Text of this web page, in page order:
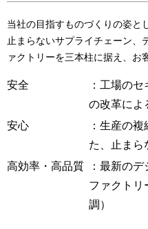
す
。
当社の目指すものづくりの姿と
止まらないサプライチェーン、
ァクトリーを三本柱に据え、お
安全
：工場の
の改革によ
安心
：生産の
た、止まら
高効率・高品質
：最新の
ファクトリ
調）